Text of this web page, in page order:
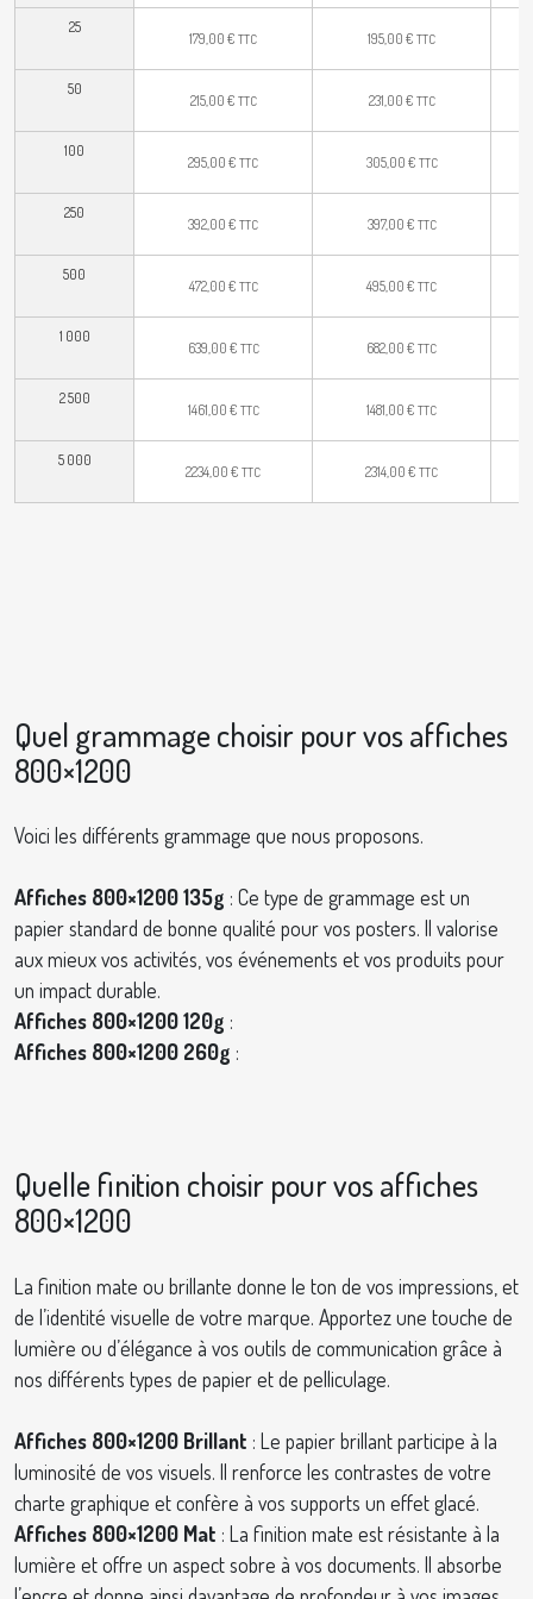
25
179,00€ TTC 195,00€ TTC
50
215,00€ TTC 231,00€ TTC
100
295,00€ TTC 305,00€ TTC
250
392,00€ TTC 397,00€ TTC
500
472,00€ TTC 495,00€ TTC
1 000
639,00€ TTC 682,00€ TTC
2 500
1461,00€ TTC 1481,00€ TTC
5 000
2234,00€ TTC 2314,00€ TTC
Quel grammage choisir pour vos affiches
800×1200
Voici les différents grammage que nous proposons.
Affiches 800×1200 135g : Ce type de grammage est un
papier standard de bonne qualité pour vos posters. Il valorise
aux mieux vos activités, vos événements et vos produits pour
un impact durable.
Affiches 800×1200 120g :
Affiches 800×1200 260g :
Quelle finition choisir pour vos affiches
800×1200
La finition mate ou brillante donne le ton de vos impressions, et
de l’identité visuelle de votre marque. Apportez une touche de
lumière ou d’élégance à vos outils de communication grâce à
nos différents types de papier et de pelliculage.
Affiches 800×1200 Brillant : Le papier brillant participe à la
luminosité de vos visuels. Il renforce les contrastes de votre
charte graphique et confère à vos supports un effet glacé.
Affiches 800×1200 Mat : La finition mate est résistante à la
lumière et offre un aspect sobre à vos documents. Il absorbe